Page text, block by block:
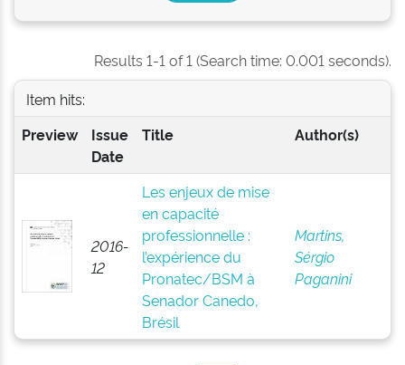
Results 1-1 of 1 (Search time: 0.001 seconds).
Item hits:
Preview
Issue
Date
Title Author(s)
2016-
12
Les enjeux de mise
en capacité
professionnelle :
l’expérience du
Pronatec/BSM à
Senador Canedo,
Brésil
Martins,
Sérgio
Paganini